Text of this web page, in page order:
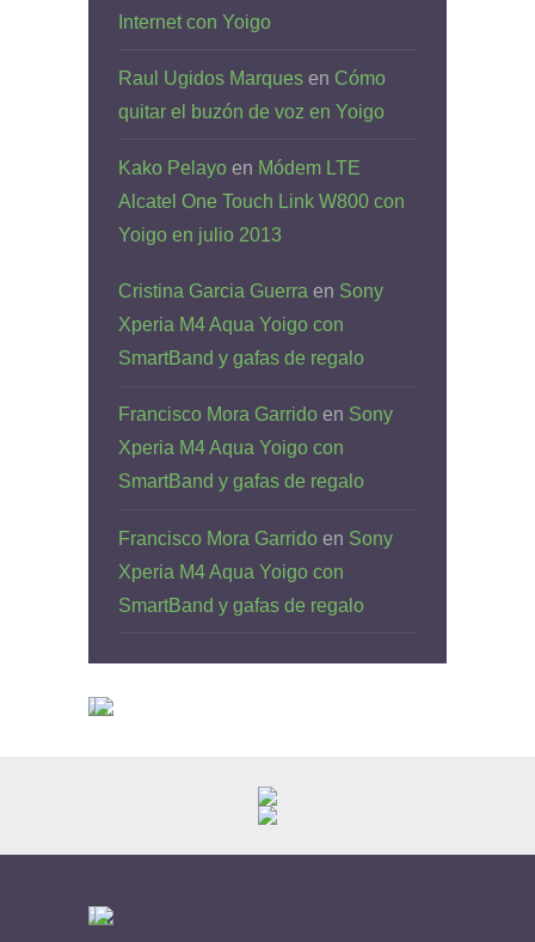
Internet con Yoigo
Raul Ugidos Marques en Cómo
quitar el buzón de voz en Yoigo
Kako Pelayo en Módem LTE
Alcatel One Touch Link W800 con
Yoigo en julio 2013
Cristina Garcia Guerra en Sony
Xperia M4 Aqua Yoigo con
SmartBand y gafas de regalo
Francisco Mora Garrido en Sony
Xperia M4 Aqua Yoigo con
SmartBand y gafas de regalo
Francisco Mora Garrido en Sony
Xperia M4 Aqua Yoigo con
SmartBand y gafas de regalo